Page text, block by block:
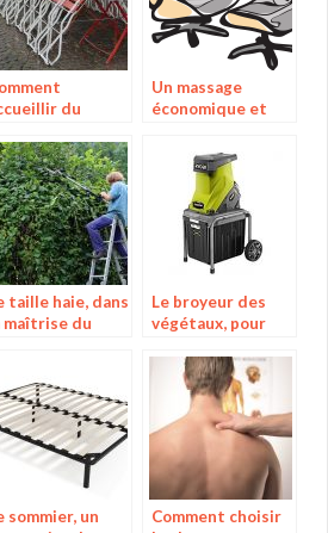
du
facilement
Un massage
économique et
fauteuil
taille haie, dans
maîtrise du
Le broyeur des
végétaux, pour
réutilisation des
déchets broyés
sommier, un
Comment choisir